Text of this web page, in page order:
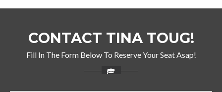
CONTACT TINA TOUG!
Fill In The Form Below To Reserve Your Seat Asap!